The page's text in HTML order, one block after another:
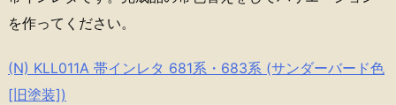
を作ってください。
(N) KLL011A 帯インレタ 681系・683系 (サンダーバード色
[旧塗装])